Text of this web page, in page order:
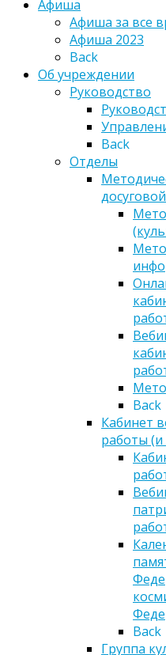
Афиша
Афиша за все
Афиша 2023
Back
Об учреждении
Руководство
Back
Отделы
Back
Кабинет
работы
Back
Группа